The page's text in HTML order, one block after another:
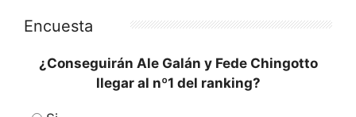
Encuesta
¿Conseguirán Ale Galán y Fede Chingotto
llegar al nº1 del ranking?